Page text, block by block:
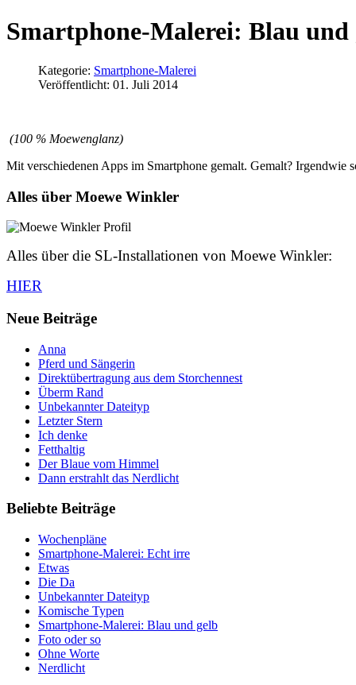
Smartphone-Malerei: Blau und
Kategorie: Smartphone-Malerei
Veröffentlicht: 01. Juli 2014
(100 % Moewenglanz)
Mit verschiedenen Apps im Smartphone gemalt. Gemalt? Irgendwie
Alles über Moewe Winkler
Alles über die SL-Installationen von Moewe Winkler:
HIER
Neue Beiträge
Anna
Pferd und Sängerin
Direktübertragung aus dem Storchennest
Überm Rand
Unbekannter Dateityp
Letzter Stern
Ich denke
Fetthaltig
Der Blaue vom Himmel
Dann erstrahlt das Nerdlicht
Beliebte Beiträge
Wochenpläne
Smartphone-Malerei: Echt irre
Etwas
Die Da
Unbekannter Dateityp
Komische Typen
Smartphone-Malerei: Blau und gelb
Foto oder so
Ohne Worte
Nerdlicht